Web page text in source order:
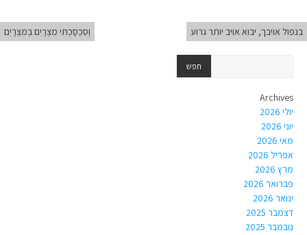
בנפול אויבך, יבוא אויב יותר גרוע וְסִכְסַכְתִּי מִצְרַיִם בְּמִצְרַיִם
Archives
יולי 2026
יוני 2026
מאי 2026
אפריל 2026
מרץ 2026
פברואר 2026
ינואר 2026
דצמבר 2025
נובמבר 2025